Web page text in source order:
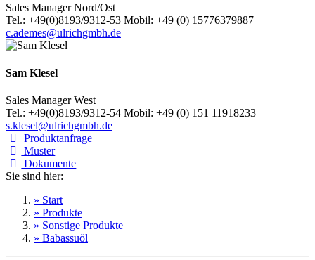
Sales Manager Nord/Ost
Tel.: +49(0)8193/9312-53 Mobil: +49 (0) 15776379887
c.ademes@ulrichgmbh.de
Sam Klesel
Sales Manager West
Tel.: +49(0)8193/9312-54 Mobil: +49 (0) 151 11918233
s.klesel@ulrichgmbh.de
Produktanfrage
Muster
Dokumente
Sie sind hier:
» Start
» Produkte
» Sonstige Produkte
» Babassuöl